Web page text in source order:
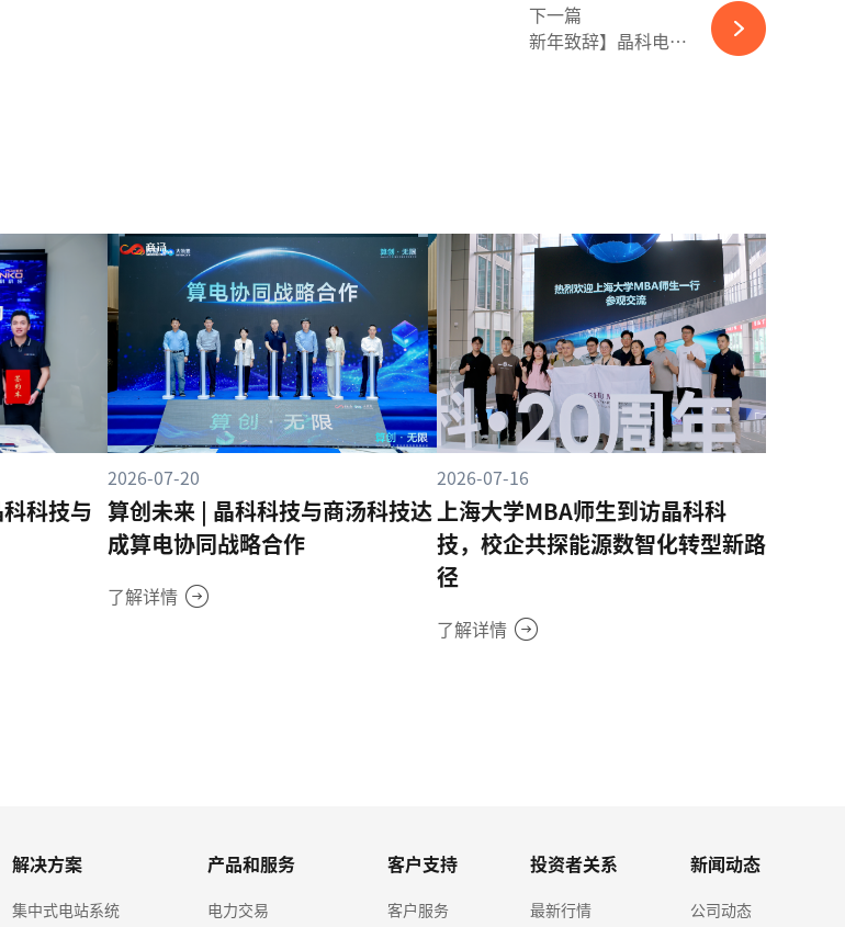
下一篇
新年致辞】晶科电力董...
科技与
2026-07-20
算创未来 | 晶科科技与商汤科技达
成算电协同战略合作
了解详情
2026-07-16
上海大学MBA师生到访晶科科
技，校企共探能源数智化转型新路
径
了解详情
解决方案
集中式电站系统
产品和服务
电力交易
客户支持
客户服务
投资者关系
最新行情
新闻动态
公司动态